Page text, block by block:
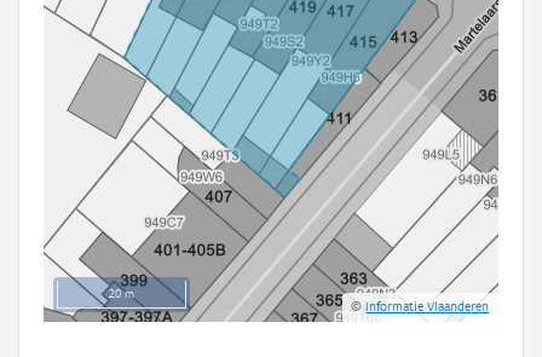
20 m
©Informatie Vlaanderen